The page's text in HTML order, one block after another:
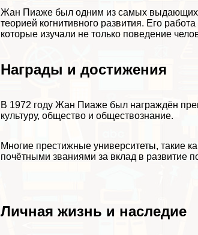
Жан Пиаже был одним из самых
теорией когнитивного развития. Его
которые изучали не только поведение
Награды и достижения
В 1972 году Жан Пиаже был награждён
культуру, общество и обществознание.
Многие престижные университеты, такие
почётными званиями за вклад в развитие
Личная жизнь и наследие